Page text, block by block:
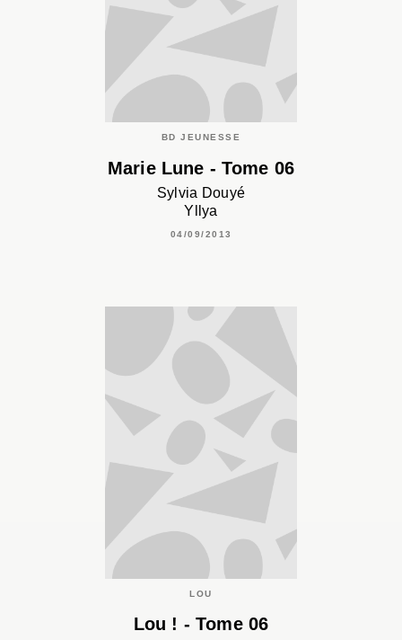
BD JEUNESSE
Marie Lune - Tome 06
Sylvia Douyé
Yllya
04/09/2013
LOU
Lou ! - Tome 06